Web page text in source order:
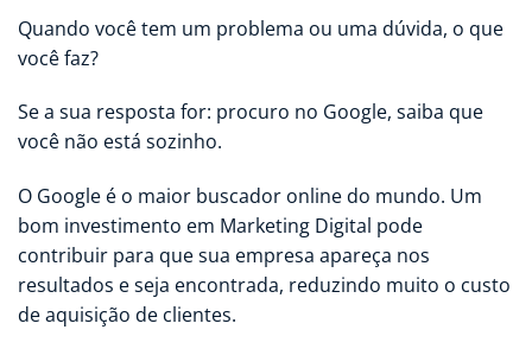
Quando você tem um problema ou uma dúvida, o que
você faz?
Se a sua resposta for: procuro no Google, saiba que
você não está sozinho.
O Google é o maior buscador online do mundo. Um
bom investimento em Marketing Digital pode
contribuir para que sua empresa apareça nos
resultados e seja encontrada, reduzindo muito o custo
de aquisição de clientes.